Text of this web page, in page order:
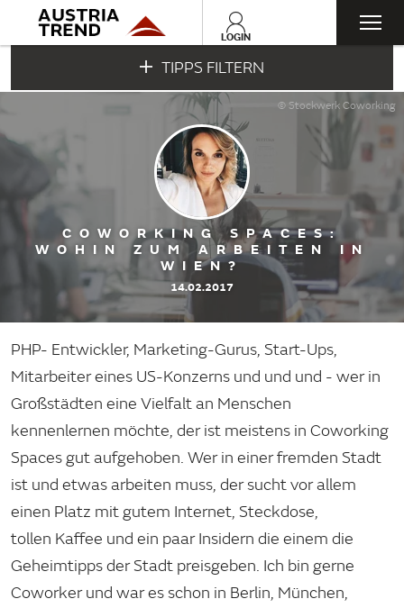
LOGIN
TIPPS FILTERN
COWORKING SPACES:
WOHIN ZUM ARBEITEN IN
WIEN?
14.02.2017
© Stockwerk Coworking
PHP- Entwickler, Marketing-Gurus, Start-Ups,
Mitarbeiter eines US-Konzerns und und und - wer in
Großstädten eine Vielfalt an Menschen
kennenlernen möchte, der ist meistens in Coworking
Spaces gut aufgehoben. Wer in einer fremden Stadt
ist und etwas arbeiten muss, der sucht vor allem
einen Platz mit gutem Internet, Steckdose,
tollen Kaffee und ein paar Insidern die einem die
Geheimtipps der Stadt preisgeben. Ich bin gerne
Coworker und war es schon in Berlin, München,